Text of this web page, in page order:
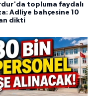
topluma faydalı
Adliye bahçesine 10
dikti